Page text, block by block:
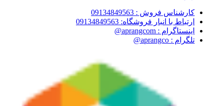
کارشناس فروش : 09134849563
ارتباط با انبار فروشگاه: 09134849563
اینستاگرام : aprangcom@
تلگرام : aprangco@